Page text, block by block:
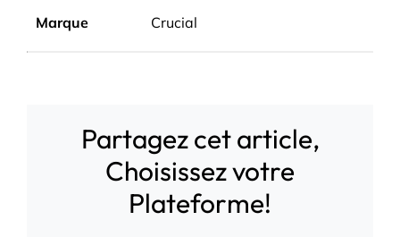
Marque Crucial
Partagez cet article,
Choisissez votre
Plateforme!